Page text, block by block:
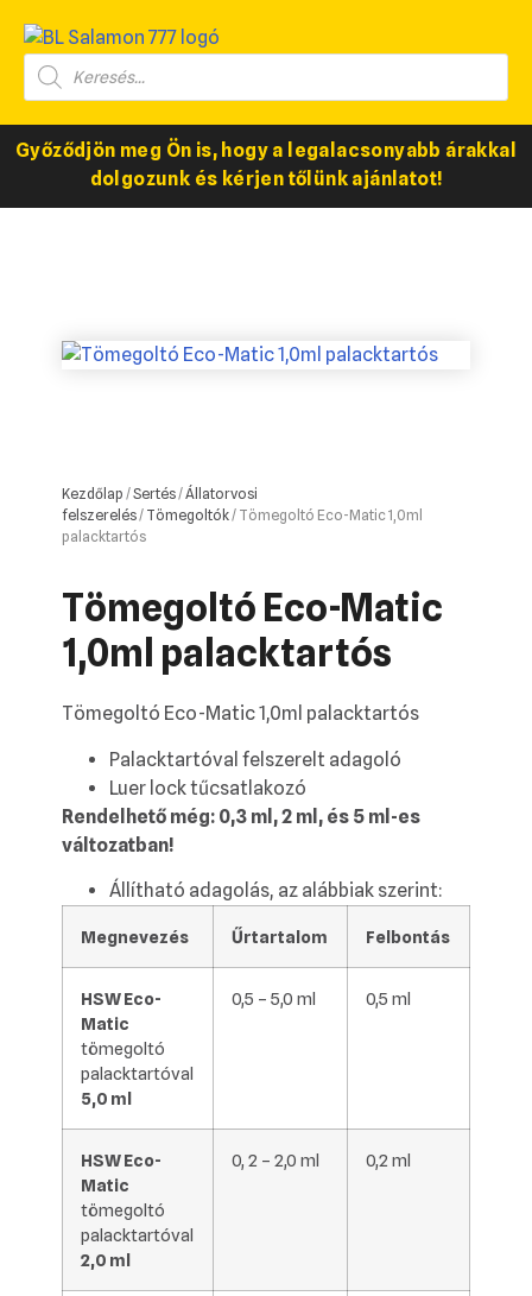
Győződjön meg Ön is, hogy a legalacsonyabb árakkal
dolgozunk és kérjen tőlünk ajánlatot!
Kezdőlap /Sertés/Állatorvosi
felszerelés/ Tömegoltók/ Tömegoltó Eco-Matic 1,0ml
palacktartós
Tömegoltó Eco-Matic
1,0ml palacktartós
Tömegoltó Eco-Matic 1,0ml palacktartós
Palacktartóval felszerelt adagoló
Luer lock tűcsatlakozó
Rendelhető még: 0,3 ml, 2 ml, és 5 ml-es
változatban!
Állítható adagolás, az alábbiak szerint:
Megnevezés Űrtartalom Felbontás
HSW Eco-
Matic
tömegoltó
palacktartóval
5,0 ml
0,5 – 5,0 ml 0,5 ml
HSW Eco-
Matic
tömegoltó
palacktartóval
2,0 ml
0, 2 – 2,0 ml 0,2 ml